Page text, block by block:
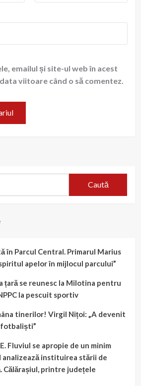
emailul și site-ul web în acest
viitoare când o să comentez.
în Parcul Central. Primarul Marius
apelor în mijlocul parcului”
țară se reunesc la Milotina pentru
la pescuit sportiv
tinerilor! Virgil Nițoi: „A devenit
fotbaliști”
Fluviul se apropie de un minim
analizează instituirea stării de
Călărașiul, printre județele